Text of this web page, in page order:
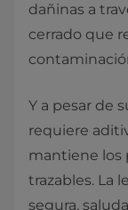
dañinas a
cerrado que
Y a pesar de
requiere
mantiene los
trazables. La
segura,